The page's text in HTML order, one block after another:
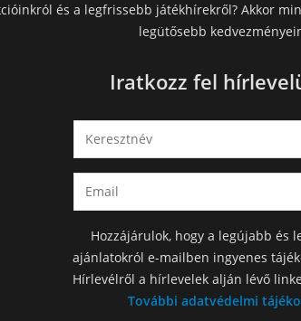
és a legfrissebb játékhírekről? Akkor
legütősebb
Iratkozz fel
Hozzájárulok, hogy a legújabb és
ajánlatokról e-mailben ingyenes
Hírlevélről a hírlevelek alján lévő
További adatvédelmi